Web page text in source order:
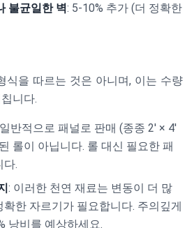
불균일한 벽: 5-10% 추가 (더 정확한
식을 따르는 것은 아니며, 이는 수량
니다.
반적으로 패널로 판매 (종종 2' × 4'
롤이 아닙니다. 롤 대신 필요한 패
다.
: 이러한 천연 재료는 변동이 더 많
한 자르기가 필요합니다. 주의깊게
낭비를 예상하세요.